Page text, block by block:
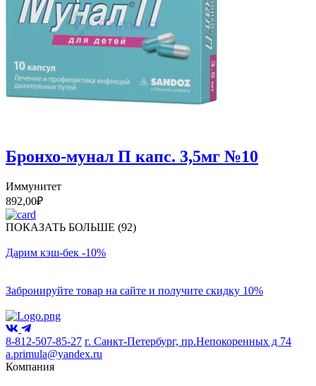
Бронхо-мунал П капс. 3,5мг №10
Иммунитет
892,00₽
ПОКАЗАТЬ БОЛЬШЕ (92)
Дарим кэш-бек -10%
Забронируйте товар на сайте и получите скидку 10%
8-812-507-85-27 г. Санкт-Петербург, пр.Непокоренных д 74
a.primula@yandex.ru
Компания